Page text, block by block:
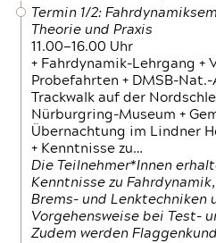
Termin 1/2:
Theorie und Praxis
11.00—16.00 Uhr
+ Fahrdynamik-Lehrgang +
Probefahrten + DMSB-
Trackwalk auf der
Nürburgring-Museum +
Übernachtung im Lindner
+ Kenntnisse zu…
Die Teilnehmer*Innen
Kenntnisse zu
Brems- und Lenktechniken
Vorgehensweise bei Test-
Zudem werden